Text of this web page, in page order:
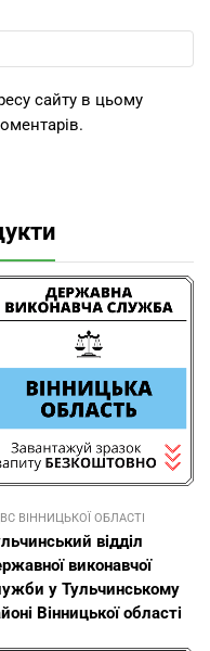
сайту в цьому
ВІННИЦЬКОЇ ОБЛАСТІ
відділ
виконавчої
у Тульчинському
Вінницької області